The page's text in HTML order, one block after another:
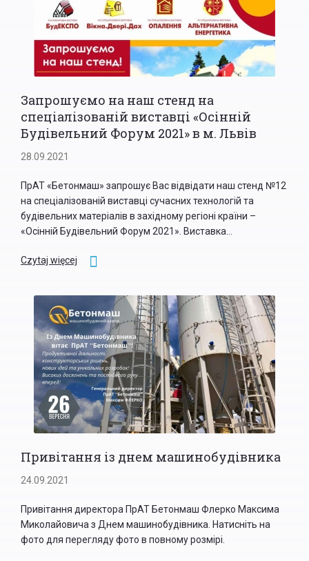
Запрошуємо на наш стенд на
спеціалізованій виставці «Осінній
Будівельний Форум 2021» в м. Львів
28.09.2021
ПрАТ «Бетонмаш» запрошує Вас відвідати наш стенд №12
на спеціалізованій виставці сучасних технологій та
будівельних матеріалів в західному регіоні країни –
«Осінній Будівельний Форум 2021». Виставка...
Czytaj więcej
Привітання із днем машинобудівника
24.09.2021
Привітання директора ПрАТ Бетонмаш Флерко Максима
Миколайовича з Днем машинобудівника. Натисніть на
фото для перегляду фото в повному розмірі.